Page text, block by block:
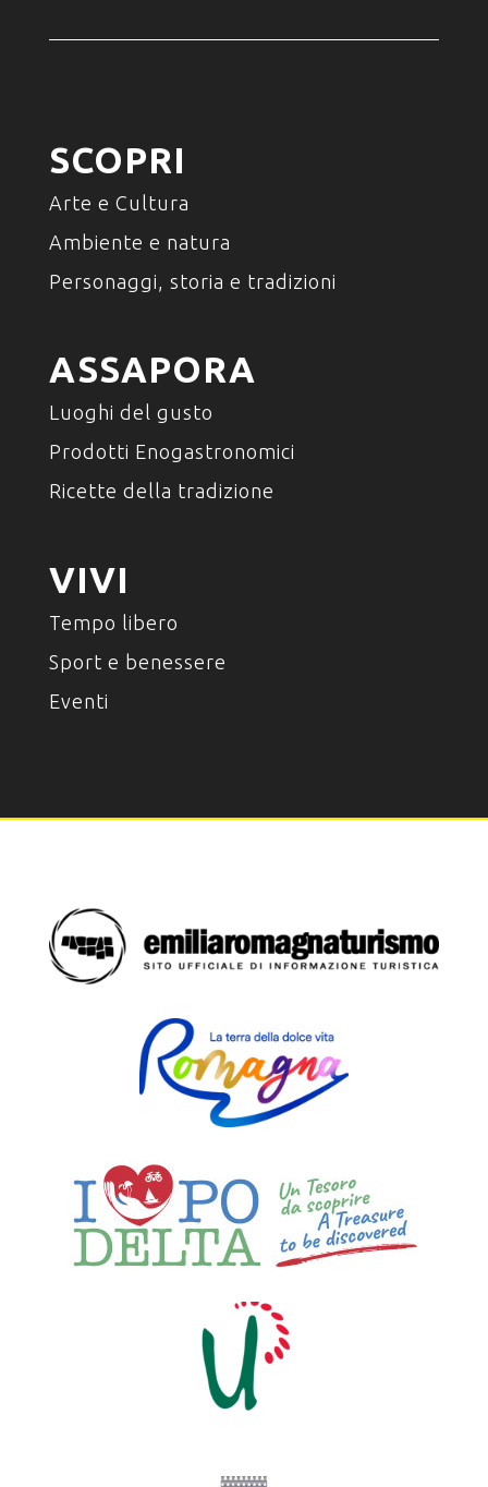
SCOPRI
Arte e Cultura
Ambiente e natura
Personaggi, storia e tradizioni
ASSAPORA
Luoghi del gusto
Prodotti Enogastronomici
Ricette della tradizione
VIVI
Tempo libero
Sport e benessere
Eventi